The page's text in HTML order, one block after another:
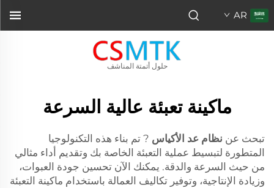
AR
حلول أتمتة المناشف
ماكينة تعبئة عالية السرعة
تبحث عن نظام عد الأكياس ? تم بناء هذه التكنولوجيا
المتطورة لتبسيط عملية التعبئة الخاصة بك وتقديم أداء مثالي
من حيث السرعة والدقة. يمكنك الآن تحسين جودة العبوات،
وزيادة الإنتاجية، وتوفير تكاليف العمالة باستخدام ماكينة التعبئة